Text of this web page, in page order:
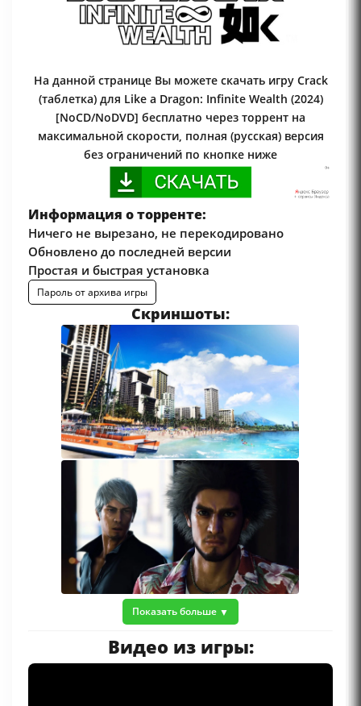
На данной странице Вы можете скачать игру Crack
(таблетка) для Like a Dragon: Infinite Wealth (2024)
[NoCD/NoDVD] бесплатно через торрент на
максимальной скорости, полная (русская) версия
без ограничений по кнопке ниже
Информация о торренте:
Ничего не вырезано, не перекодировано
Обновлено до последней версии
Простая и быстрая установка
Пароль от архива игры
Скриншоты:
Показать больше
Видео из игры: